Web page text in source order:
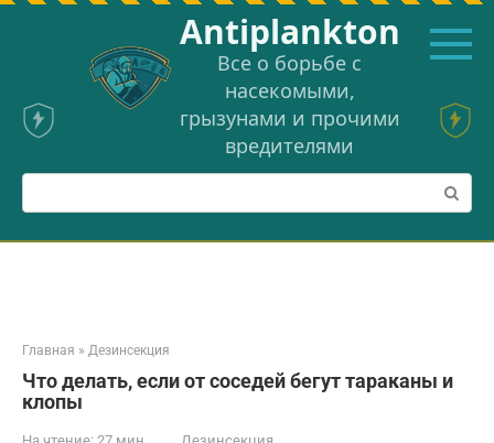
Перейти
Аntiplankton
Все о борьбе с
насекомыми,
грызунами и прочими
вредителями
Поиск:
Главная » Дезинсекция
Что делать, если от соседей бегут тараканы и
клопы